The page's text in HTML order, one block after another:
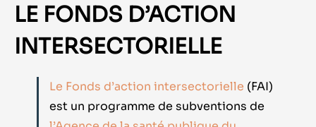
LE FONDS D’ACTION
INTERSECTORIELLE
Le Fonds d’action intersectorielle (FAI)
est un programme de subventions de